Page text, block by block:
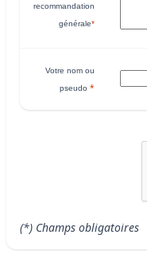
recommandation
générale*
Votre nom ou
pseudo *
(*) Champs obligatoires